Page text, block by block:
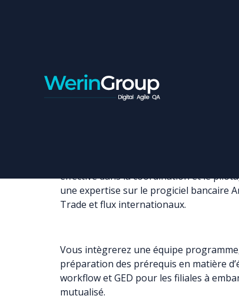
CHEF DE PROJET
effective dans la coordination et le
une expertise sur le progiciel bancaire
Trade et flux internationaux.
Vous intègrerez une équipe
préparation des prérequis en matière
workflow et GED pour les filiales à
mutualisé.